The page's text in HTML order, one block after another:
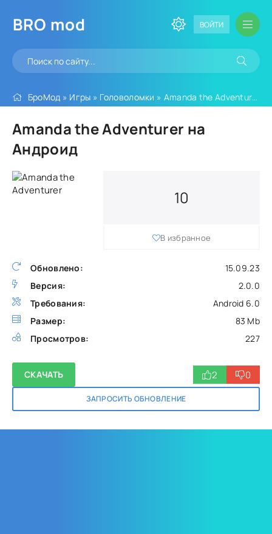
BRO mod ВОЙТИ
БроМод » Игры » Головоломки » Amanda the Adventurer
Amanda the Adventurer на
Андроид
Обновлено:
15.09.23
Версия:
2.0.0
Требования:
Android 6.0
Размер:
83 Mb
Просмотров:
227
10
В избранное
СКАЧАТЬ
ЗАПРОСИТЬ ОБНОВЛЕНИЕ
2 0